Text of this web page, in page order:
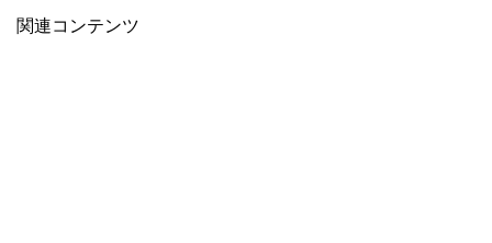
関連コンテンツ